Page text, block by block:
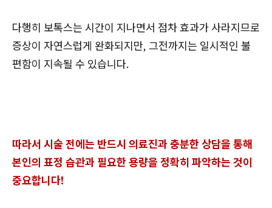
다행히 보톡스는 시간이 지나면서 점차 효과가 사라지므로
증상이 자연스럽게 완화되지만, 그전까지는 일시적인 불
편함이 지속될 수 있습니다.
따라서 시술 전에는 반드시 의료진과 충분한 상담을 통해
본인의 표정 습관과 필요한 용량을 정확히 파악하는 것이
중요합니다!